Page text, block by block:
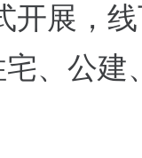
开展，
、公建